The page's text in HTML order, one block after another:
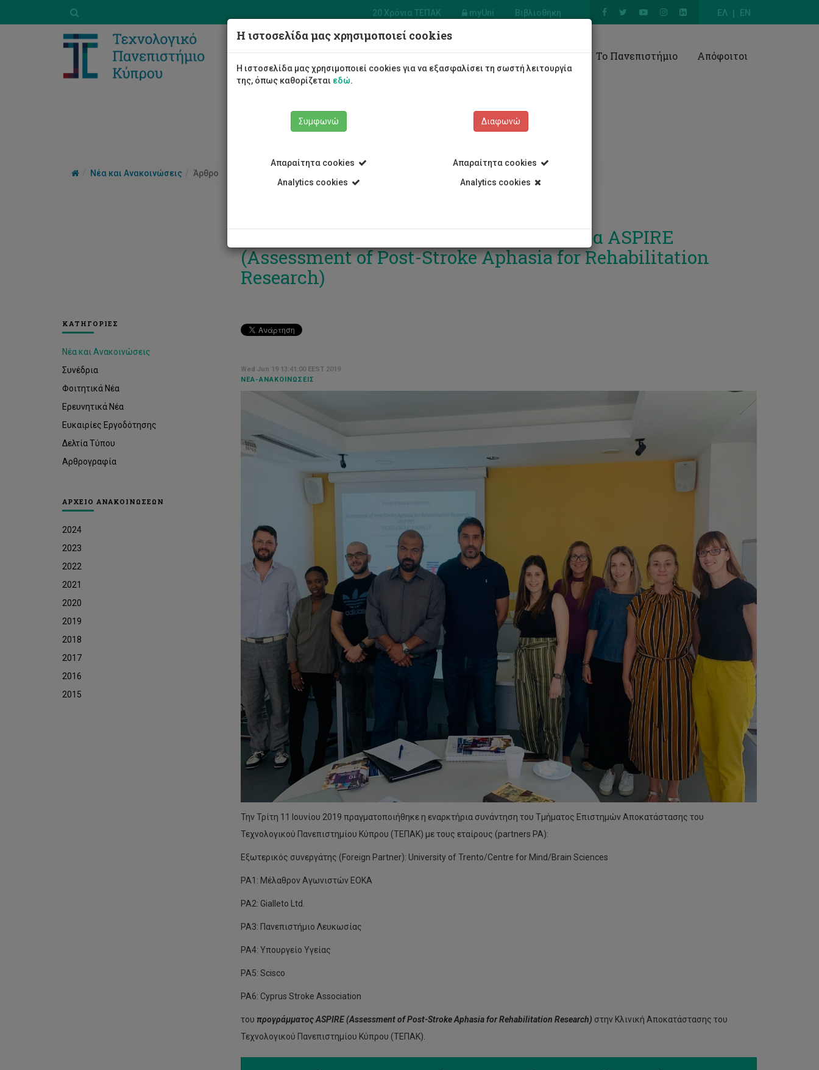
ΕΛ EN
20 Χρόνια ΤΕΠΑΚ myUni Βιβλιοθήκη
Φοιτητές/τριες Σπουδές Έρευνα Το Πανεπιστήμιο Απόφοιτοι
Νέα και Ανακοινώσεις Άρθρο
ΚΑΤΗΓΟΡΙΕΣ
Νέα και Ανακοινώσεις
Συνέδρια
Φοιτητικά Νέα
Ερευνητικά Νέα
Ευκαιρίες Εργοδότησης
Δελτία Τύπου
Αρθρογραφία
ΑΡΧΕΙΟ ΑΝΑΚΟΙΝΩΣΕΩΝ
2024
2023
2022
2021
2020
2019
2018
2017
2016
2015
Εναρκτήρια συνάντηση για το πρόγραμμα ASPIRE
(Assessment of Post-Stroke Aphasia for Rehabilitation
Research)
Wed Jun 19 13:41:00 EEST 2019
ΝΈΑ-ΑΝΑΚΟΙΝΏΣΕΙΣ
Την Τρίτη 11 Ιουνίου 2019 πραγματοποιήθηκε η εναρκτήρια συνάντηση του Τμήματος Επιστημών Αποκατάστασης του
Τεχνολογικού Πανεπιστημίου Κύπρου (ΤΕΠΑΚ) με τους εταίρους (partners PA):
Εξωτερικός συνεργάτης (Foreign Partner): University of Trento/Centre for Mind/Brain Sciences
PA1: Μέλαθρον Αγωνιστών ΕΟΚΑ
PA2: Gialleto Ltd.
PA3: Πανεπιστήμιο Λευκωσίας
PA4: Υπουργείο Υγείας
PA5: Scisco
PA6: Cyprus Stroke Association
του προγράμματος ASPIRE (Assessment of Post-Stroke Aphasia for Rehabilitation Research) στην Κλινική Αποκατάστασης του
Τεχνολογικού Πανεπιστημίου Κύπρου (ΤΕΠΑΚ).
Η ιστοσελίδα μας χρησιμοποιεί cookies
Η ιστοσελίδα μας χρησιμοποιεί cookies για να εξασφαλίσει τη σωστή λειτουργία
της, όπως καθορίζεται εδώ.
Συμφωνώ
Απαραίτητα cookies
Analytics cookies
Διαφωνώ
Απαραίτητα cookies
Analytics cookies